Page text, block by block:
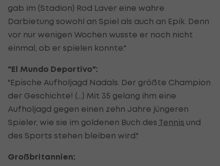
gab im (Stadion) Rod Laver eine wahre
Darbietung sowohl an Spiel als auch an Epik. Denn
vor nur wenigen Wochen wusste er noch nicht
einmal, ob er spielen konnte."
"El Mundo Deportivo":
"Epische Aufholjagd Nadals. Der größte Champion
der Geschichte! (...) Mit 35 gelang ihm eine
Aufholjagd gegen einen zehn Jahre jüngeren
Spieler, wie sie im goldenen Buch des Tennis und
des Sports stehen bleiben wird."
Großbritannien: